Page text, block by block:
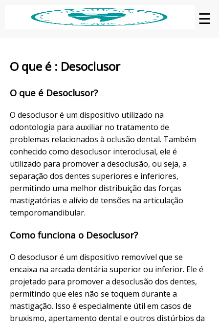
☰
O que é : Desoclusor
O que é Desoclusor?
O desoclusor é um dispositivo utilizado na
odontologia para auxiliar no tratamento de
problemas relacionados à oclusão dental. Também
conhecido como desoclusor interoclusal, ele é
utilizado para promover a desoclusão, ou seja, a
separação dos dentes superiores e inferiores,
permitindo uma melhor distribuição das forças
mastigatórias e alívio de tensões na articulação
temporomandibular.
Como funciona o Desoclusor?
O desoclusor é um dispositivo removível que se
encaixa na arcada dentária superior ou inferior. Ele é
projetado para promover a desoclusão dos dentes,
permitindo que eles não se toquem durante a
mastigação. Isso é especialmente útil em casos de
bruxismo, apertamento dental e outros distúrbios da